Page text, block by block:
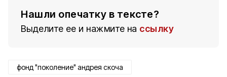
Нашли опечатку в тексте?
Выделите ее и нажмите на ссылку
фонд "поколение" андрея скоча